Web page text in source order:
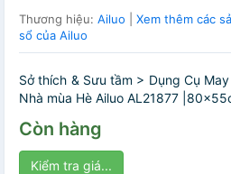
Thương hiệu: Ailuo
Xem thêm các
sổ của Ailuo
Sở thích & Sưu tầm > Dụng Cụ
Nhà mùa Hè Ailuo AL21877
Còn hàng
Kiểm tra giá...